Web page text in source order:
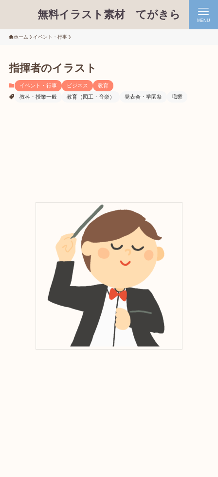
無料イラスト素材 てがきら MENU
ホーム イベント・行事
指揮者のイラスト
イベント・行事 ビジネス
教育
教科・授業一般
教育（図工・音楽） 発表会・学園祭 職業